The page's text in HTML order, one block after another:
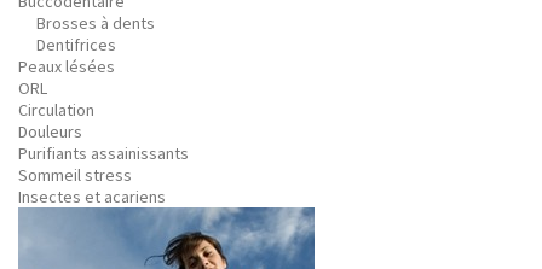
Brosses à dents
Dentifrices
Peaux lésées
ORL
Circulation
Douleurs
Purifiants assainissants
Sommeil stress
Insectes et acariens